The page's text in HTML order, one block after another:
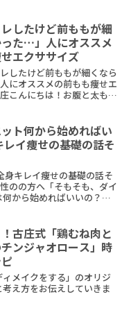
くい体になれます。先日の
レしたけど前ももが細
った…」人にオススメ
エクササイズ
したけど前ももが細くなら
にオススメの前もも痩せエ
こんにちは！お腹と太もも
もが細くならない・・・な
ト何から始めればい
レイ痩せの基礎の話そ
キレイ痩せの基礎の話そ
のの方へ「そもそも、ダイ
から始めればいいの？」
古庄式「鶏むね肉と
ンジャオロース」時
メイクをする」のオリジ
え方をお伝えしていきま